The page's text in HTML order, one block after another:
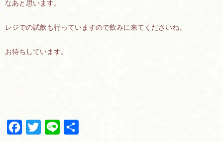
なあと思います。
レジでの試飲も行っていますので飲みに来てくださいね。
お待ちしています。
w